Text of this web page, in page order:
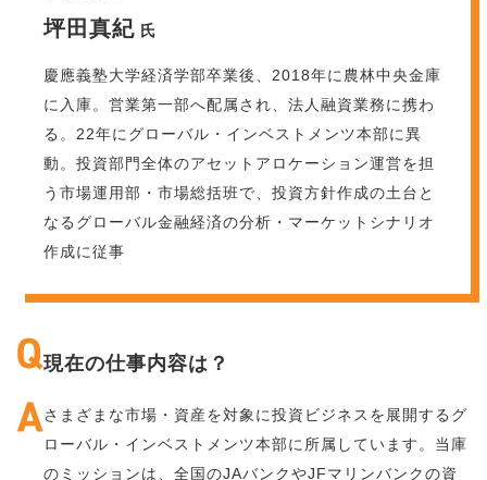
坪田真紀 氏
慶應義塾大学経済学部卒業後、2018年に農林中央金庫
に入庫。営業第一部へ配属され、法人融資業務に携わ
る。22年にグローバル・インベストメンツ本部に異
動。投資部門全体のアセットアロケーション運営を担
う市場運用部・市場総括班で、投資方針作成の土台と
なるグローバル金融経済の分析・マーケットシナリオ
作成に従事
現在の仕事内容は？
さまざまな市場・資産を対象に投資ビジネスを展開するグ
ローバル・インベストメンツ本部に所属しています。当庫
のミッションは、全国のJAバンクやJFマリンバンクの資